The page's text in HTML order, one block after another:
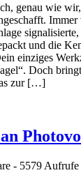
genau wie
und die
einziges
Doch
zur […]
- 5579 Aufrufe